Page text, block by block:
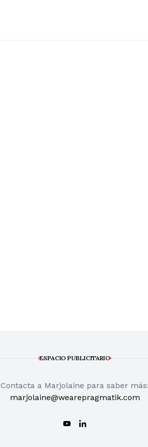
ESPACIO PUBLICITARIO
Contacta a Marjolaine para saber más:
marjolaine@wearepragmatik.com